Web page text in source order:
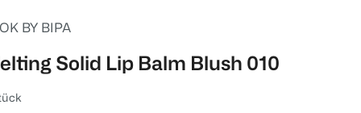
BY BIPA
Solid Lip Balm Blush 010